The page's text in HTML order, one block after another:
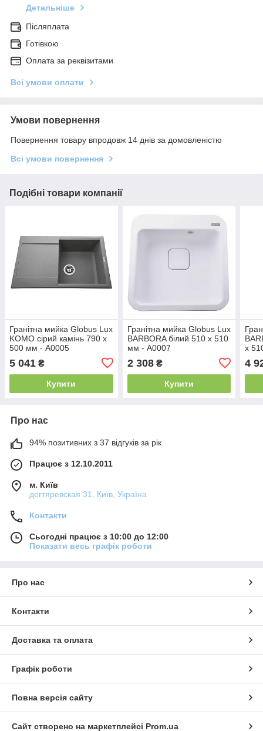
Детальніше
Післяплата
Готівкою
Оплата за реквізитами
Всі умови оплати
Умови повернення
Повернення товару впродовж 14 днів за домовленістю
Всі умови повернення
Подібні товари компанії
Гранітна мийка Globus Lux
KOMO сiрий камiнь 790 x
500 мм - А0005
5 041 ₴
Купити
Гранітна мийка Globus Lux
BARBORA білий 510 х 510
мм - А0007
2 308₴
Купити
x
4
Про нас
94% позитивних з 37 відгуків за рік
Працює з 12.10.2011
м. Київ
дегтяревская 31, Київ, Україна
Контакти
Сьогодні працює з 10:00 до 12:00
Показати весь графік роботи
Про нас
Контакти
Доставка та оплата
Графік роботи
Повна версія сайту
Сайт створено на маркетплейсі Prom.ua